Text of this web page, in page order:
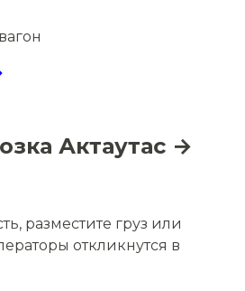
Актаутас →
разместите груз или
откликнутся в